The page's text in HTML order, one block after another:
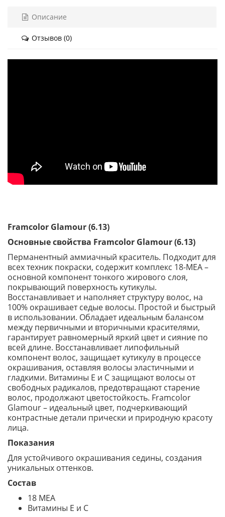
Описание
Отзывов (0)
Framcolor Glamour (6.13)
Основные свойства Framcolor Glamour (6.13)
Перманентный аммиачный краситель. Подходит для
всех техник покраски, содержит комплекс 18-МЕА –
основной компонент тонкого жирового слоя,
покрывающий поверхность кутикулы.
Восстанавливает и наполняет структуру волос, на
100% окрашивает седые волосы. Простой и быстрый
в использовании. Обладает идеальным балансом
между первичными и вторичными красителями,
гарантирует равномерный яркий цвет и сияние по
всей длине. Восстанавливает липофильный
компонент волос, защищает кутикулу в процессе
окрашивания, оставляя волосы эластичными и
гладкими. Витамины E и С защищают волосы от
свободных радикалов, предотвращают старение
волос, продолжают цветостойкость. Framcolor
Glamour – идеальный цвет, подчеркивающий
контрастные детали прически и природную красоту
лица.
Показания
Для устойчивого окрашивания седины, создания
уникальных оттенков.
Состав
18 МЕА
Витамины Е и С